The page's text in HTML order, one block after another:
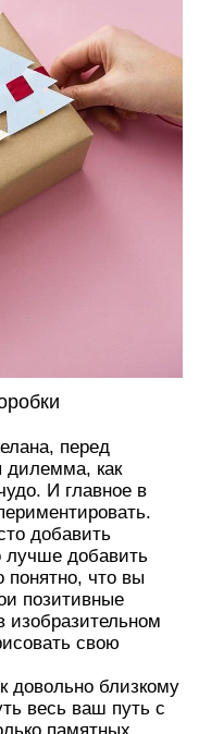
перед
дилемма, как
И главное в
добавить
лучше добавить
понятно, что вы
позитивные
свою
довольно близкому
весь ваш путь с
памятных